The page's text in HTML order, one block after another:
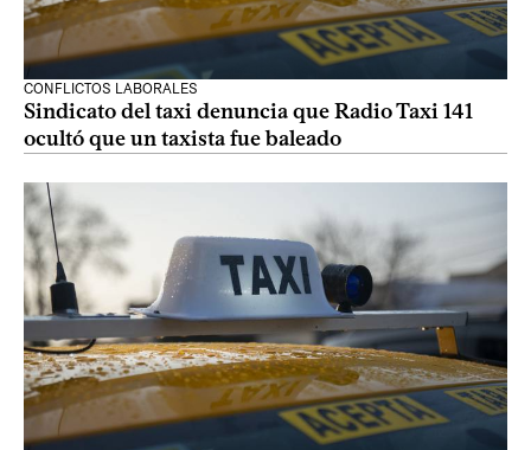
CONFLICTOS LABORALES
Sindicato del taxi denuncia que Radio Taxi 141
ocultó que un taxista fue baleado